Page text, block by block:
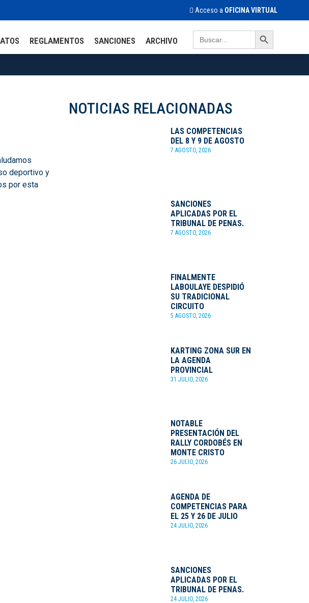
Acceso a OFICINA VIRTUAL
REGLAMENTOS SANCIONES ARCHIVO
Search
for:
Search Button
deportivo y
por esta
NOTICIAS RELACIONADAS
LAS COMPETENCIAS
DEL 8 Y 9 DE AGOSTO
7 AGOSTO, 2026
SANCIONES
APLICADAS POR EL
TRIBUNAL DE PENAS.
7 AGOSTO, 2026
FINALMENTE
LABOULAYE DESPIDIÓ
SU TRADICIONAL
CIRCUITO
5 AGOSTO, 2026
KARTING ZONA SUR EN
LA AGENDA
PROVINCIAL
31 JULIO, 2026
NOTABLE
PRESENTACIÓN DEL
RALLY CORDOBÉS EN
MONTE CRISTO
26 JULIO, 2026
AGENDA DE
COMPETENCIAS PARA
EL 25 Y 26 DE JULIO
24 JULIO, 2026
SANCIONES
APLICADAS POR EL
TRIBUNAL DE PENAS.
24 JULIO, 2026